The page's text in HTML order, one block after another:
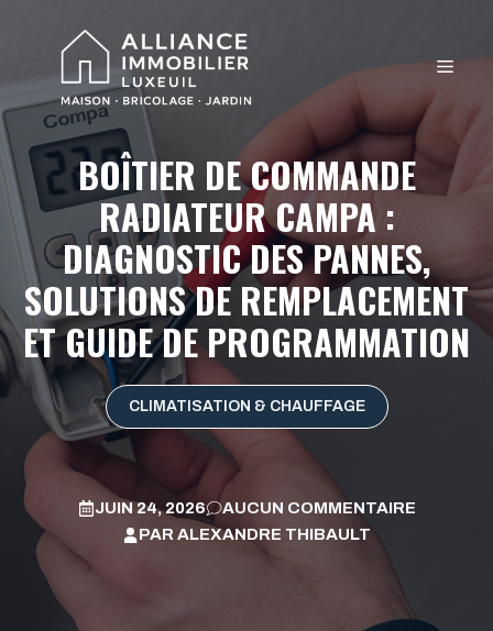
BOÎTIER DE COMMANDE
RADIATEUR CAMPA :
DIAGNOSTIC DES PANNES,
SOLUTIONS DE REMPLACEMENT
ET GUIDE DE PROGRAMMATION
CLIMATISATION & CHAUFFAGE
JUIN 24, 2026
AUCUN COMMENTAIRE
PAR ALEXANDRE THIBAULT